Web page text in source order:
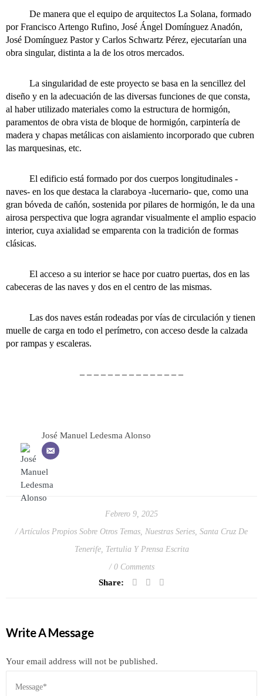
De manera que el equipo de arquitectos La Solana, formado
por Francisco Artengo Rufino, José Ángel Domínguez Anadón,
José Domínguez Pastor y Carlos Schwartz Pérez, ejecutarían una
obra singular, distinta a la de los otros mercados.
La singularidad de este proyecto se basa en la sencillez del
diseño y en la adecuación de las diversas funciones de que consta,
al haber utilizado materiales como la estructura de hormigón,
paramentos de obra vista de bloque de hormigón, carpintería de
madera y chapas metálicas con aislamiento incorporado que cubren
las marquesinas, etc.
El edificio está formado por dos cuerpos longitudinales -
naves- en los que destaca la claraboya -lucernario- que, como una
gran bóveda de cañón, sostenida por pilares de hormigón, le da una
airosa perspectiva que logra agrandar visualmente el amplio espacio
interior, cuya axialidad se emparenta con la tradición de formas
clásicas.
El acceso a su interior se hace por cuatro puertas, dos en las
cabeceras de las naves y dos en el centro de las mismas.
Las dos naves están rodeadas por vías de circulación y tienen
muelle de carga en todo el perímetro, con acceso desde la calzada
por rampas y escaleras.
– – – – – – – – – – – – – – –
José Manuel Ledesma Alonso
Febrero 9, 2025
Artículos Propios Sobre Otros Temas, Nuestras Series, Santa Cruz De
Tenerife, Tertulia Y Prensa Escrita
0 Comments
Share:
Write A Message
Your email address will not be published.